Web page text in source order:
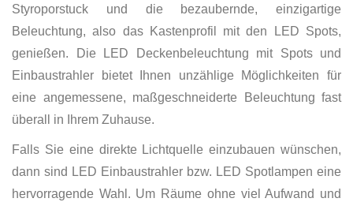
Styroporstuck und die bezaubernde, einzigartige
Beleuchtung, also das Kastenprofil mit den LED Spots,
genießen. Die LED Deckenbeleuchtung mit Spots und
Einbaustrahler bietet Ihnen unzählige Möglichkeiten für
eine angemessene, maßgeschneiderte Beleuchtung fast
überall in Ihrem Zuhause.
Falls Sie eine direkte Lichtquelle einzubauen wünschen,
dann sind LED Einbaustrahler bzw. LED Spotlampen eine
hervorragende Wahl. Um Räume ohne viel Aufwand und